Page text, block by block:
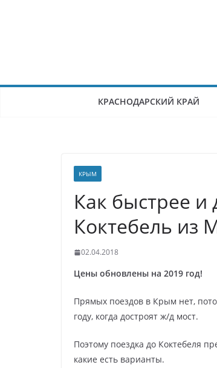
КРАСНОДАРСКИЙ КРАЙ
КРЫМ
Как быстрее и
Коктебель из
02.04.2018
Цены обновлены на 2019 год!
Прямых поездов в Крым нет,
году, когда достроят ж/д мост.
Поэтому поездка до Коктебеля
какие есть варианты.